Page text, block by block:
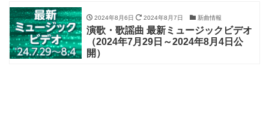
2024年8月6日 2024年8月7日 新曲情報
演歌・歌謡曲 最新ミュージックビデオ
（2024年7月29日～2024年8月4日公
開）